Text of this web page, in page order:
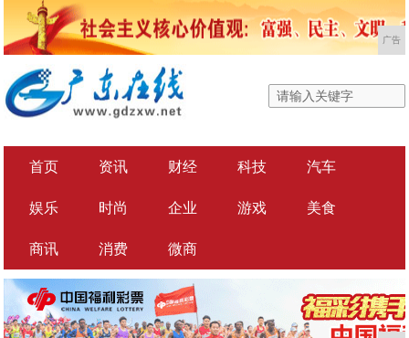
广告
首页 资讯 财经 科技 汽车
娱乐 时尚 企业 游戏 美食
商讯 消费 微商